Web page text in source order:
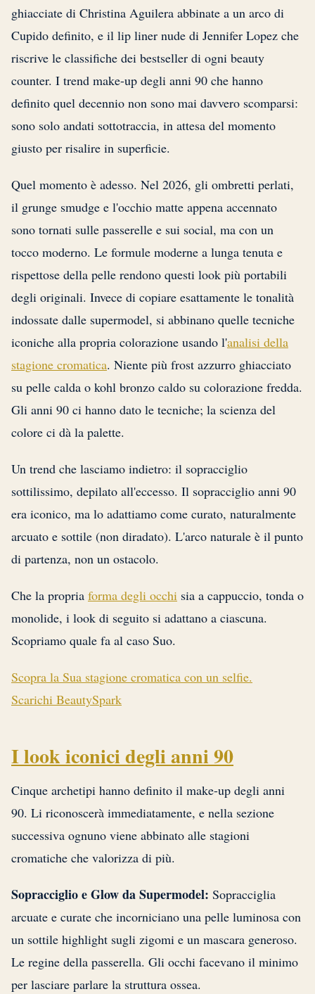
ghiacciate di Christina Aguilera abbinate a un arco di
Cupido definito, e il lip liner nude di Jennifer Lopez che
riscrive le classifiche dei bestseller di ogni beauty
counter. I trend make-up degli anni 90 che hanno
definito quel decennio non sono mai davvero scomparsi:
sono solo andati sottotraccia, in attesa del momento
giusto per risalire in superficie.
Quel momento è adesso. Nel 2026, gli ombretti perlati,
il grunge smudge e l'occhio matte appena accennato
sono tornati sulle passerelle e sui social, ma con un
tocco moderno. Le formule moderne a lunga tenuta e
rispettose della pelle rendono questi look più portabili
degli originali. Invece di copiare esattamente le tonalità
indossate dalle supermodel, si abbinano quelle tecniche
iconiche alla propria colorazione usando l'analisi della
stagione cromatica. Niente più frost azzurro ghiacciato
su pelle calda o kohl bronzo caldo su colorazione fredda.
Gli anni 90 ci hanno dato le tecniche; la scienza del
colore ci dà la palette.
Un trend che lasciamo indietro: il sopracciglio
sottilissimo, depilato all'eccesso. Il sopracciglio anni 90
era iconico, ma lo adattiamo come curato, naturalmente
arcuato e sottile (non diradato). L'arco naturale è il punto
di partenza, non un ostacolo.
Che la propria forma degli occhi sia a cappuccio, tonda o
monolide, i look di seguito si adattano a ciascuna.
Scopriamo quale fa al caso Suo.
Scopra la Sua stagione cromatica con un selfie.
Scarichi BeautySpark
I look iconici degli anni 90
Cinque archetipi hanno definito il make-up degli anni
90. Li riconoscerà immediatamente, e nella sezione
successiva ognuno viene abbinato alle stagioni
cromatiche che valorizza di più.
Sopracciglio e Glow da Supermodel: Sopracciglia
arcuate e curate che incorniciano una pelle luminosa con
un sottile highlight sugli zigomi e un mascara generoso.
Le regine della passerella. Gli occhi facevano il minimo
per lasciare parlare la struttura ossea.